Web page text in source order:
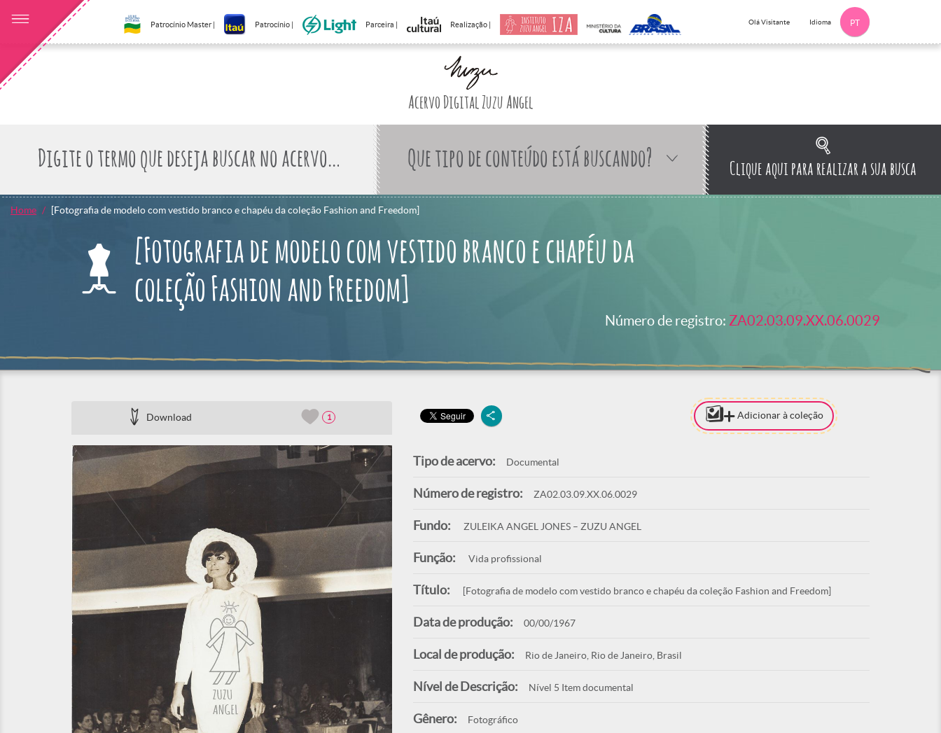
Patrocínio Master | Patrocínio | Parceira | Realização | Olá Visitante Idioma PT
Acervo Digital Zuzu Angel
Que tipo de conteúdo está buscando? Clique aqui para realizar a sua busca
Home [Fotografia de modelo com vestido branco e chapéu da coleção Fashion and Freedom]
[Fotografia de modelo com vestido branco e chapéu da
coleção Fashion and Freedom]
Número de registro: ZA02.03.09.XX.06.0029
Download 1 Adicionar à coleção
Tipo de acervo: Documental
Número de registro: ZA02.03.09.XX.06.0029
Fundo: ZULEIKA ANGEL JONES – ZUZU ANGEL
Função: Vida profissional
Título: [Fotografia de modelo com vestido branco e chapéu da coleção Fashion and Freedom]
Data de produção: 00/00/1967
Local de produção: Rio de Janeiro, Rio de Janeiro, Brasil
Nível de Descrição: Nível 5 Item documental
Gênero: Fotográfico